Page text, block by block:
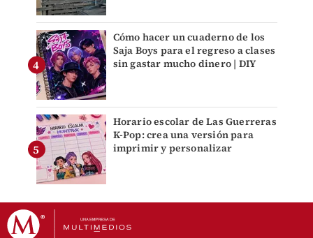
Cómo hacer un cuaderno de los
Saja Boys para el regreso a clases
sin gastar mucho dinero | DIY
Horario escolar de Las Guerreras
K-Pop: crea una versión para
imprimir y personalizar